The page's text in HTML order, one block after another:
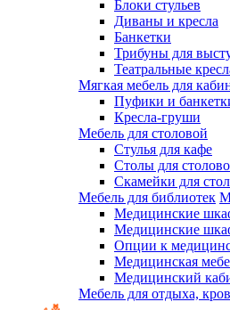
Блоки стульев
Диваны и кресла
Банкетки
Трибуны для
Театральные
Мягкая мебель для
Пуфики и
Кресла-груши
Мебель для столовой
Cтулья для кафе
Cтолы для
Скамейки для
Мебель для библиотек
Медицинские
Медицинские
Опции к
Медицинская
Медицинский
Мебель для отдыха,